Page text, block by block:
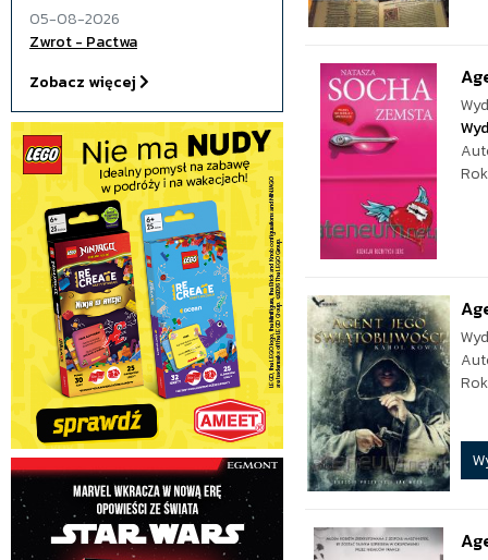
05-08-2026
Zwrot - Pactwa
Zobacz więcej